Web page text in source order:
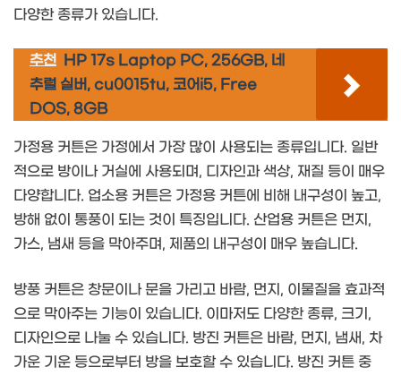
다양한 종류가 있습니다.
추천 HP 17s Laptop PC, 256GB, 네
추럴 실버, cu0015tu, 코어i5, Free
DOS, 8GB
가정용 커튼은 가정에서 가장 많이 사용되는 종류입니다. 일반
적으로 방이나 거실에 사용되며, 디자인과 색상, 재질 등이 매우
다양합니다. 업소용 커튼은 가정용 커튼에 비해 내구성이 높고,
방해 없이 통풍이 되는 것이 특징입니다. 산업용 커튼은 먼지,
가스, 냄새 등을 막아주며, 제품의 내구성이 매우 높습니다.
방풍 커튼은 창문이나 문을 가리고 바람, 먼지, 이물질을 효과적
으로 막아주는 기능이 있습니다. 이마저도 다양한 종류, 크기,
디자인으로 나눌 수 있습니다. 방진 커튼은 바람, 먼지, 냄새, 차
가운 기운 등으로부터 방을 보호할 수 있습니다. 방진 커튼 중